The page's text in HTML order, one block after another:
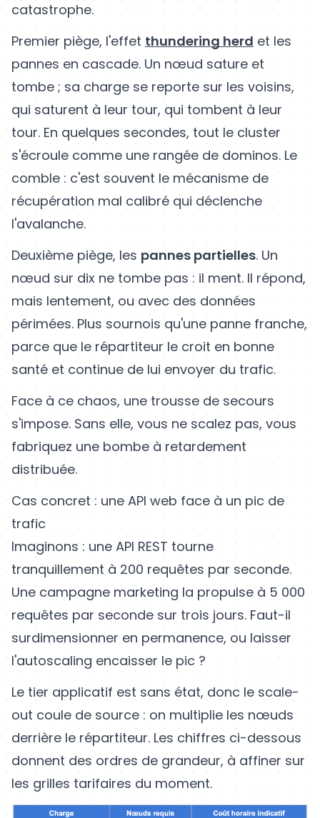
catastrophe.
Premier piège, l'effet thundering herd et les
pannes en cascade. Un nœud sature et
tombe ; sa charge se reporte sur les voisins,
qui saturent à leur tour, qui tombent à leur
tour. En quelques secondes, tout le cluster
s'écroule comme une rangée de dominos. Le
comble : c'est souvent le mécanisme de
récupération mal calibré qui déclenche
l'avalanche.
Deuxième piège, les pannes partielles. Un
nœud sur dix ne tombe pas : il ment. Il répond,
mais lentement, ou avec des données
périmées. Plus sournois qu'une panne franche,
parce que le répartiteur le croit en bonne
santé et continue de lui envoyer du trafic.
Face à ce chaos, une trousse de secours
s'impose. Sans elle, vous ne scalez pas, vous
fabriquez une bombe à retardement
distribuée.
Cas concret : une API web face à un pic de
trafic
Imaginons : une API REST tourne
tranquillement à 200 requêtes par seconde.
Une campagne marketing la propulse à 5 000
requêtes par seconde sur trois jours. Faut-il
surdimensionner en permanence, ou laisser
l'autoscaling encaisser le pic ?
Le tier applicatif est sans état, donc le scale-
out coule de source : on multiplie les nœuds
derrière le répartiteur. Les chiffres ci-dessous
donnent des ordres de grandeur, à affiner sur
les grilles tarifaires du moment.